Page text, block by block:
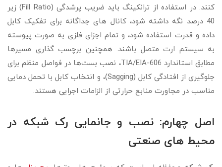
کنند. در استفاده از ترانکینگ باید ضریب پرشدگی (Fill Ratio) زیر
40 درصد نگه داشته شود، کانال‌ های جداگانه برای تفکیک کابل
داده و قدرت استفاده شود، و تمام اجزای فلزی به‌ صورت پیوسته
به سیستم ارت متصل باشند. همچنین برچسب‌ گذاری مسیرها
مطابق استاندارد TIA/EIA-606، نصب بست‌ها در فواصل منظم برای
جلوگیری از افتادگی کابل (Sagging)، و انتخاب کابل با تحمل دمایی
مناسب در مجاورت منابع حرارتی از الزامات اجرایی هستند.
اصل چهارم: نصب و جانمایی رک شبکه در
محیط های صنعتی